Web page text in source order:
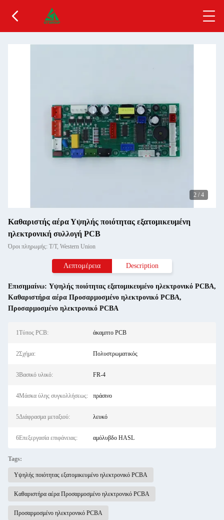
2 / 4
Καθαριστής αέρα Υψηλής ποιότητας εξατομικευμένη
ηλεκτρονική συλλογή PCB
Όροι πληρωμής: T/T, Western Union
Λεπτομέρεια Description
Επισημαίνω: Υψηλής ποιότητας εξατομικευμένο ηλεκτρονικό PCBA,
Καθαριστήρα αέρα Προσαρμοσμένο ηλεκτρονικό PCBA,
Προσαρμοσμένο ηλεκτρονικό PCBA
1Τύπος PCB: άκαμπτο PCB
2Σχήμα: Πολυστρωματικός
3Βασικό υλικό: FR-4
4Μάσκα ύλης συγκολλήσεως: πράσινο
5Διάφρασμα μεταξιού: λευκό
6Επεξεργασία επιφάνειας: αμόλυβδο HASL
Tags:
Υψηλής ποιότητας εξατομικευμένο ηλεκτρονικό PCBA
Καθαριστήρα αέρα Προσαρμοσμένο ηλεκτρονικό PCBA
Προσαρμοσμένο ηλεκτρονικό PCBA